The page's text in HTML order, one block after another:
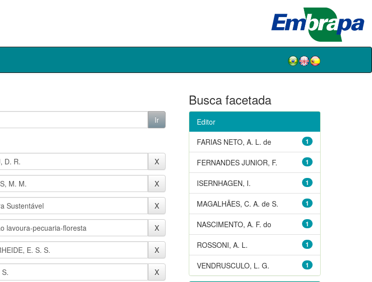
Busca facetada
Editor
1
FARIAS NETO, A. L. de
1
FERNANDES JUNIOR, F.
1
ISERNHAGEN, I.
1
MAGALHÃES, C. A. de S.
1
NASCIMENTO, A. F. do
1
ROSSONI, A. L.
1
VENDRUSCULO, L. G.